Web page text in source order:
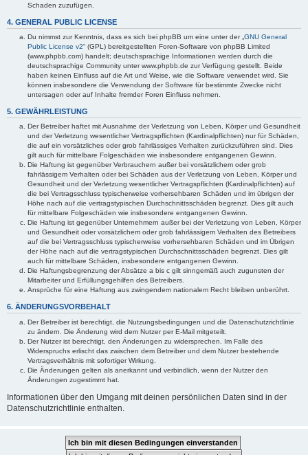
Schaden zuzufügen.
4. GENERAL PUBLIC LICENSE
Du nimmst zur Kenntnis, dass es sich bei phpBB um eine unter der „ GNU General
Public License v2“ (GPL) bereitgestellten Foren-Software von phpBB Limited
(www.phpbb.com) handelt; deutschsprachige Informationen werden durch die
deutschsprachige Community unter www.phpbb.de zur Verfügung gestellt. Beide
haben keinen Einfluss auf die Art und Weise, wie die Software verwendet wird. Sie
können insbesondere die Verwendung der Software für bestimmte Zwecke nicht
untersagen oder auf Inhalte fremder Foren Einfluss nehmen.
5. GEWÄHRLEISTUNG
Der Betreiber haftet mit Ausnahme der Verletzung von Leben, Körper und Gesundheit
und der Verletzung wesentlicher Vertragspflichten (Kardinalpflichten) nur für Schäden,
die auf ein vorsätzliches oder grob fahrlässiges Verhalten zurückzuführen sind. Dies
gilt auch für mittelbare Folgeschäden wie insbesondere entgangenen Gewinn.
Die Haftung ist gegenüber Verbrauchern außer bei vorsätzlichem oder grob
fahrlässigem Verhalten oder bei Schäden aus der Verletzung von Leben, Körper und
Gesundheit und der Verletzung wesentlicher Vertragspflichten (Kardinalpflichten) auf
die bei Vertragsschluss typischerweise vorhersehbaren Schäden und im übrigen der
Höhe nach auf die vertragstypischen Durchschnittsschäden begrenzt. Dies gilt auch
für mittelbare Folgeschäden wie insbesondere entgangenen Gewinn.
Die Haftung ist gegenüber Unternehmern außer bei der Verletzung von Leben, Körper
und Gesundheit oder vorsätzlichem oder grob fahrlässigem Verhalten des Betreibers
auf die bei Vertragsschluss typischerweise vorhersehbaren Schäden und im Übrigen
der Höhe nach auf die vertragstypischen Durchschnittsschäden begrenzt. Dies gilt
auch für mittelbare Schäden, insbesondere entgangenen Gewinn.
Die Haftungsbegrenzung der Absätze a bis c gilt sinngemäß auch zugunsten der
Mitarbeiter und Erfüllungsgehilfen des Betreibers.
Ansprüche für eine Haftung aus zwingendem nationalem Recht bleiben unberührt.
6. ÄNDERUNGSVORBEHALT
Der Betreiber ist berechtigt, die Nutzungsbedingungen und die Datenschutzrichtlinie
zu ändern. Die Änderung wird dem Nutzer per E-Mail mitgeteilt.
Der Nutzer ist berechtigt, den Änderungen zu widersprechen. Im Falle des
Widerspruchs erlischt das zwischen dem Betreiber und dem Nutzer bestehende
Vertragsverhältnis mit sofortiger Wirkung.
Die Änderungen gelten als anerkannt und verbindlich, wenn der Nutzer den
Änderungen zugestimmt hat.
Informationen über den Umgang mit deinen persönlichen Daten sind in der
Datenschutzrichtlinie enthalten.